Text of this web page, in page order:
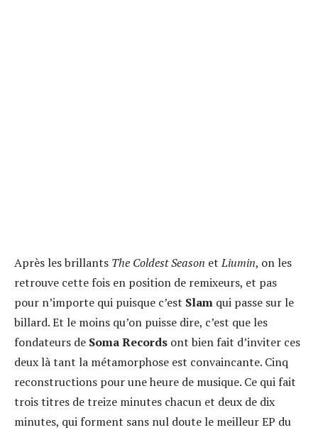
Après les brillants The Coldest Season etLiumin, on les
retrouve cette fois en position de remixeurs, et pas
pour n’importe qui puisque c’est Slam qui passe sur le
billard. Et le moins qu’on puisse dire, c’est que les
fondateurs de Soma Records ont bien fait d’inviter ces
deux là tant la métamorphose est convaincante. Cinq
reconstructions pour une heure de musique. Ce qui fait
trois titres de treize minutes chacun et deux de dix
minutes, qui forment sans nul doute le meilleur EP du